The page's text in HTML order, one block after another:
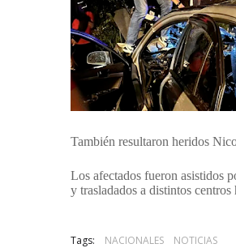
También resultaron heridos
Los afectados fueron asistidos
y trasladados a distintos centros
Tags: NACIONALES NOTICIAS